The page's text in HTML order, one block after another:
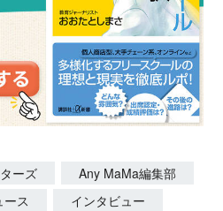
ーズ
Any MaMa編集部
ース インタビュー